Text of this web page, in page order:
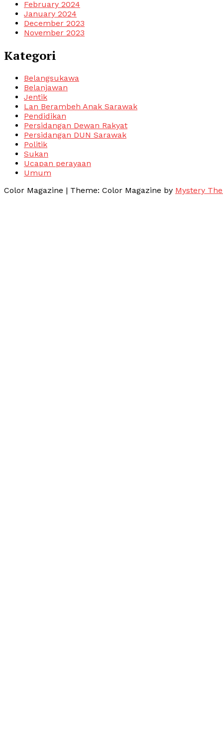
February 2024
January 2024
December 2023
November 2023
Kategori
Belangsukawa
Belanjawan
Jentik
Lan Berambeh Anak Sarawak
Pendidikan
Persidangan Dewan Rakyat
Persidangan DUN Sarawak
Politik
Sukan
Ucapan perayaan
Umum
Color Magazine | Theme: Color Magazine by Mystery